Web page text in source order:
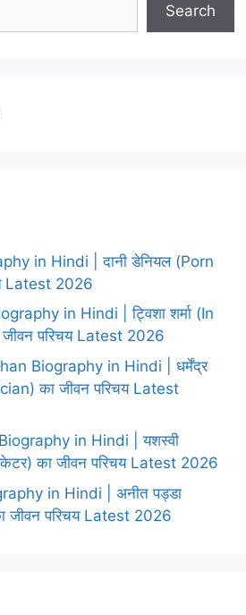
Search
in Hindi | दानी डेनियल (Porn
Latest 2026
in Hindi | ट्विशा शर्मा (In
परिचय Latest 2026
Biography in Hindi | धर्मेंद्र
का जीवन परिचय Latest
in Hindi | यशस्वी
का जीवन परिचय Latest 2026
in Hindi | अनीत पड्डा
परिचय Latest 2026